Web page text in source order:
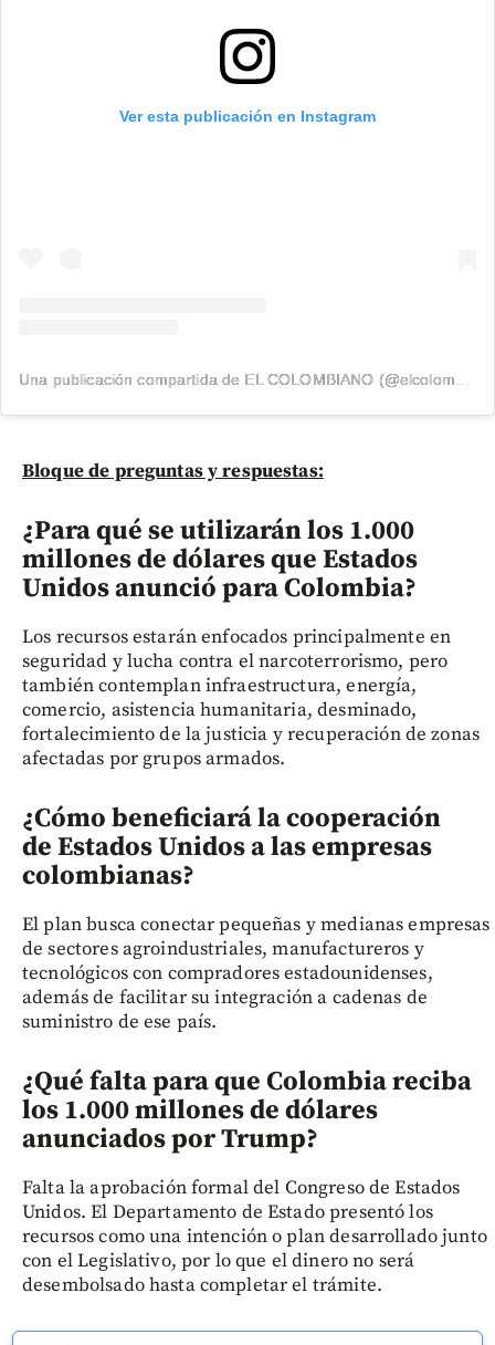
Ver esta publicación en Instagram
Bloque de preguntas y respuestas:
¿Para qué se utilizarán los 1.000
millones de dólares que Estados
Unidos anunció para Colombia?
Los recursos estarán enfocados principalmente en
seguridad y lucha contra el narcoterrorismo, pero
también contemplan infraestructura, energía,
comercio, asistencia humanitaria, desminado,
fortalecimiento de la justicia y recuperación de zonas
afectadas por grupos armados.
¿Cómo beneficiará la cooperación
de Estados Unidos a las empresas
colombianas?
El plan busca conectar pequeñas y medianas empresas
de sectores agroindustriales, manufactureros y
tecnológicos con compradores estadounidenses,
además de facilitar su integración a cadenas de
suministro de ese país.
¿Qué falta para que Colombia reciba
los 1.000 millones de dólares
anunciados por Trump?
Falta la aprobación formal del Congreso de Estados
Unidos. El Departamento de Estado presentó los
recursos como una intención o plan desarrollado junto
con el Legislativo, por lo que el dinero no será
desembolsado hasta completar el trámite.